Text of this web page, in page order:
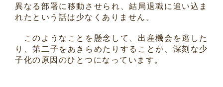
異なる部署に移動させられ、結局退職に追い込ま
れたという話は少なくありません。
このようなことを懸念して、出産機会を逃した
り、第二子をあきらめたりすることが、深刻な少
子化の原因のひとつになっています。